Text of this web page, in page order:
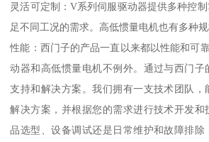
灵活可定制：V系列伺服驱动器提供多种控
足不同工况的需求。高低惯量电机也有多种规
性能：西门子的产品一直以来都以性能和可
动器和高低惯量电机不例外。通过与西门子
支持和解决方案。我们拥有一支技术团队，
解决方案，并根据您的需求进行技术开发和
品选型、设备调试还是日常维护和故障排除